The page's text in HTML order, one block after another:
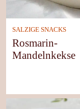
SALZIGE SNACKS
Rosmarin-
Mandelnkekse